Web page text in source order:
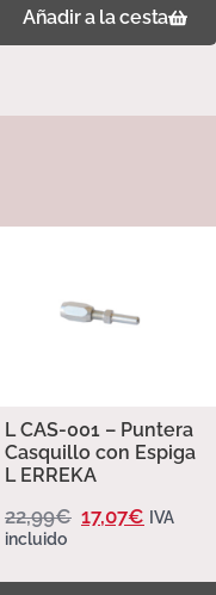
Añadir a la cesta
L CAS-001 – Puntera
Casquillo con Espiga
L ERREKA
22,99€ 17,07€ IVA
incluido